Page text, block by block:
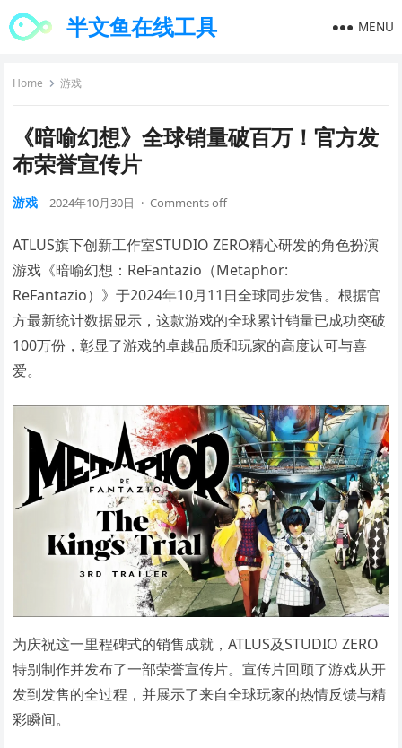
半文鱼在线工具 MENU
Home 游戏
《暗喻幻想》全球销量破百万！官方发
布荣誉宣传片
游戏 2024年10月30日 · Comments off
ATLUS旗下创新工作室STUDIO ZERO精心研发的角色扮演
游戏《暗喻幻想：ReFantazio（Metaphor:
ReFantazio）》于2024年10月11日全球同步发售。根据官
方最新统计数据显示，这款游戏的全球累计销量已成功突破
100万份，彰显了游戏的卓越品质和玩家的高度认可与喜
爱。
为庆祝这一里程碑式的销售成就，ATLUS及STUDIO ZERO
特别制作并发布了一部荣誉宣传片。宣传片回顾了游戏从开
发到发售的全过程，并展示了来自全球玩家的热情反馈与精
彩瞬间。